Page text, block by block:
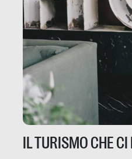
IL TURISMO CHE